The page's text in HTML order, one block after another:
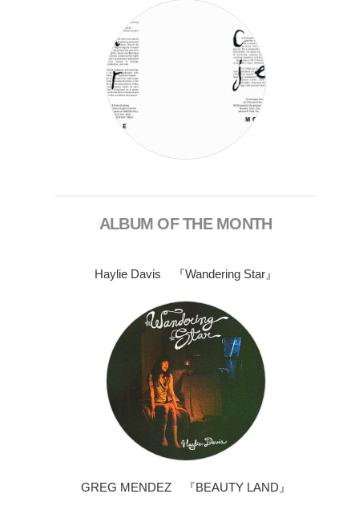
ALBUM OF THE MONTH
Haylie Davis 『Wandering Star』
GREG MENDEZ 『BEAUTY LAND』